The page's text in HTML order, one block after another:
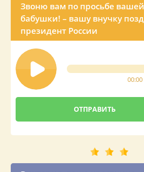
Звоню вам по просьбе вашей
бабушки! – вашу внучку
президент России
00:00